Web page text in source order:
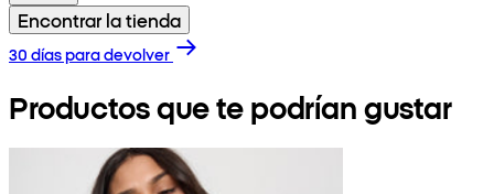
Encontrar la tienda
30 días para devolver
Productos que te podrían gustar